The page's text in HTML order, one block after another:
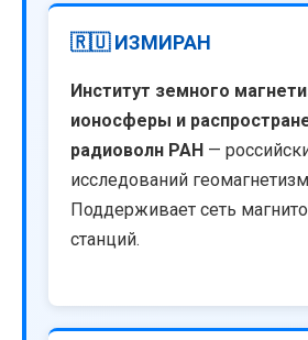
🇷🇺 ИЗМИРАН
Институт земного
ионосферы и
радиоволн РАН —
исследований
Поддерживает сеть
станций.